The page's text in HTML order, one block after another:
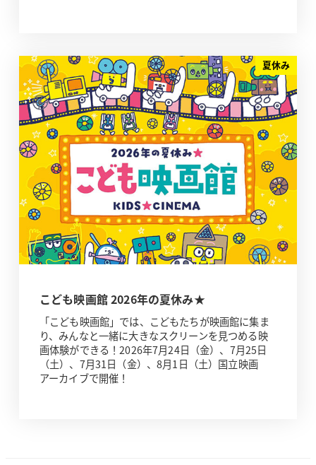
夏休み
こども映画館 2026年の夏休み★
「こども映画館」では、こどもたちが映画館に集ま
り、みんなと一緒に大きなスクリーンを見つめる映
画体験ができる！2026年7月24日（金）、7月25日
（土）、7月31日（金）、8月1日（土）国立映画
アーカイブで開催！